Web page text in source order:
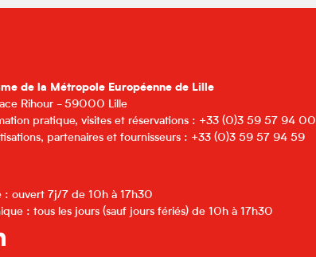
de la Métropole Européenne de Lille
Rihour - 59000 Lille
pratique, visites et réservations : +33 (0)3 59 57 94 00
partenaires et fournisseurs : +33 (0)3 59 57 94 59
: ouvert 7j/7 de 10h à 17h30
: tous les jours (sauf jours fériés) de 10h à 17h30